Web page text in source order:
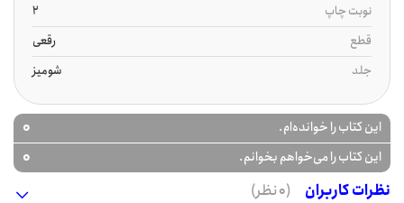
نوبت چاپ
2
قطع
رقعی
جلد
شومیز
این کتاب را خوانده‌ام. 0
این کتاب را می‌خواهم بخوانم.
0
نظرات کاربران
(0 نظر)